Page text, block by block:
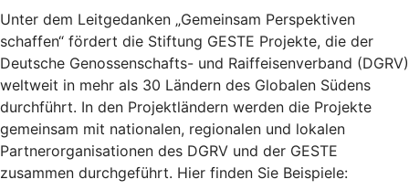
Unter dem Leitgedanken „Gemeinsam Perspektiven
schaffen“ fördert die Stiftung GESTE Projekte, die der
Deutsche Genossenschafts- und Raiffeisenverband (DGRV)
weltweit in mehr als 30 Ländern des Globalen Südens
durchführt. In den Projektländern werden die Projekte
gemeinsam mit nationalen, regionalen und lokalen
Partnerorganisationen des DGRV und der GESTE
zusammen durchgeführt. Hier finden Sie Beispiele: